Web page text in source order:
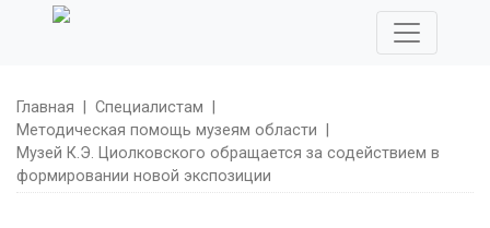
Главная Специалистам
Методическая помощь музеям области
Музей К.Э. Циолковского обращается за содействием в
формировании новой экспозиции